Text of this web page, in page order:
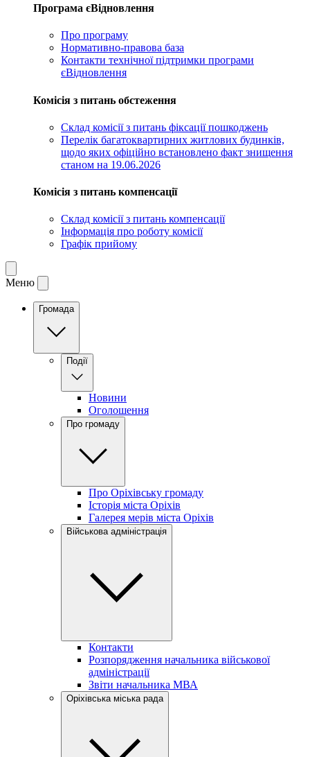
Програма єВідновлення
Про програму
Нормативно-правова база
Контакти технічної підтримки програми
єВідновлення
Комісія з питань обстеження
Склад комісії з питань фіксації пошкоджень
Перелік багатоквартирних житлових будинків,
щодо яких офіційно встановлено факт знищення
станом на 19.06.2026
Комісія з питань компенсації
Склад комісії з питань компенсації
Інформація про роботу комісії
Графік прийому
Меню
Громада
Події
Новини
Оголошення
Про громаду
Про Оріхівську громаду
Історія міста Оріхів
Галерея мерів міста Оріхів
Військова адміністрація
Контакти
Розпорядження начальника військової
адміністрації
Звіти начальника МВА
Оріхівська міська рада